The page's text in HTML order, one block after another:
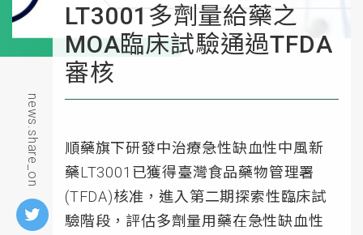
news.share_on
LT3001多劑量給藥之
MOA臨床試驗通過TFDA
審核
順藥旗下研發中治療急性缺血性中風新
藥LT3001已獲得臺灣食品藥物管理署
(TFDA)核准，進入第二期探索性臨床試
驗階段，評估多劑量用藥在急性缺血性